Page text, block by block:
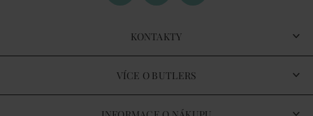
KONTAKTY
VÍCE O BUTLERS